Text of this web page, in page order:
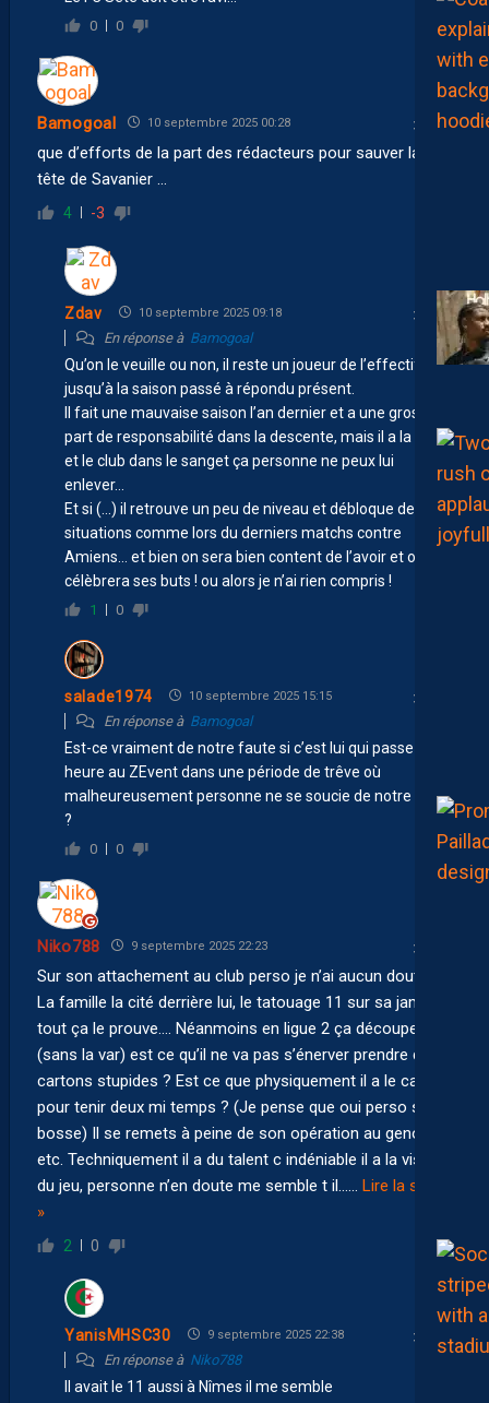
0 0
Bamogoal 10 septembre 2025 00:28
que d’efforts de la part des rédacteurs pour sauver la
tête de Savanier …
4 -3
Zdav 10 septembre 2025 09:18
En réponse à Bamogoal
Qu’on le veuille ou non, il reste un joueur de l’effectif est
jusqu’à la saison passé à répondu présent.
Il fait une mauvaise saison l’an dernier et a une grosse
part de responsabilité dans la descente, mais il a la ville
et le club dans le sanget ça personne ne peux lui
enlever…
Et si (…) il retrouve un peu de niveau et débloque des
situations comme lors du derniers matchs contre
Amiens… et bien on sera bien content de l’avoir et on
célèbrera ses buts ! ou alors je n’ai rien compris !
1 0
salade1974 10 septembre 2025 15:15
En réponse à Bamogoal
Est-ce vraiment de notre faute si c’est lui qui passe une
heure au ZEvent dans une période de trêve où
malheureusement personne ne se soucie de notre club
?
0 0
Niko788 9 septembre 2025 22:23
Sur son attachement au club perso je n’ai aucun doute.
La famille la cité derrière lui, le tatouage 11 sur sa jambe
tout ça le prouve…. Néanmoins en ligue 2 ça découpe
(sans la var) est ce qu’il ne va pas s’énerver prendre des
cartons stupides ? Est ce que physiquement il a le cardio
pour tenir deux mi temps ? (Je pense que oui perso si il
bosse) Il se remets à peine de son opération au genou
etc. Techniquement il a du talent c indéniable il a la vision
du jeu, personne n’en doute me semble t il…… Lire la suite
»
2 0
YanisMHSC30 9 septembre 2025 22:38
En réponse à Niko788
Il avait le 11 aussi à Nîmes il me semble